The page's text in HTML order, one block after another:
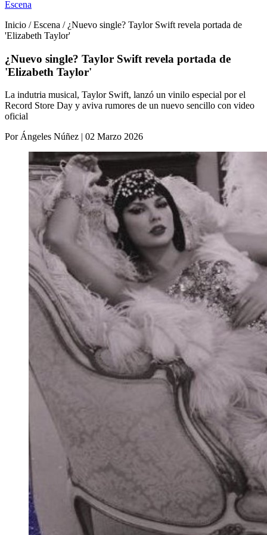
Escena
Inicio / Escena / ¿Nuevo single? Taylor Swift revela portada de
'Elizabeth Taylor'
¿Nuevo single? Taylor Swift revela portada de
'Elizabeth Taylor'
La indutria musical, Taylor Swift, lanzó un vinilo especial por el
Record Store Day y aviva rumores de un nuevo sencillo con video
oficial
Por Ángeles Núñez | 02 Marzo 2026